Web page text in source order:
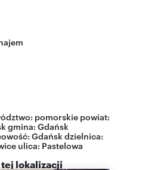
pomorskie powiat:
gmina:Gdańsk
Gdańsk dzielnica:
ulica: Pastelowa
lokalizacji